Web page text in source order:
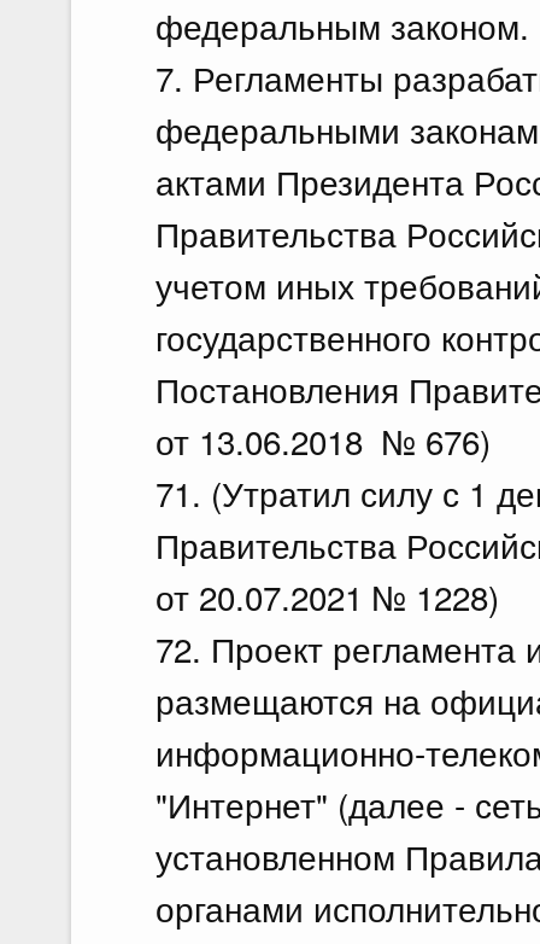
федеральным законом.
7. Регламенты
федеральными
актами Президента
Правительства
учетом иных
государственного
Постановления
от 13.06.2018 № 676)
71. (Утратил силу с 1
Правительства
от 20.07.2021 № 1228)
72. Проект регламента
размещаются на
информационно-
"Интернет" (далее -
установленном
органами